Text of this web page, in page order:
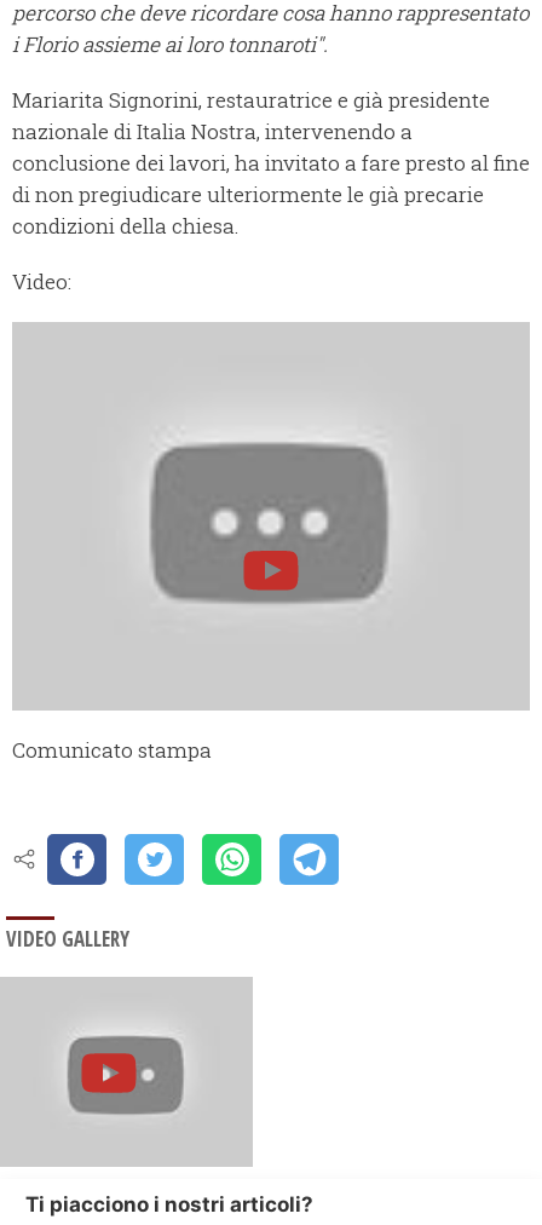
percorso che deve ricordare cosa hanno rappresentato
i Florio assieme ai loro tonnaroti".
Mariarita Signorini, restauratrice e già presidente
nazionale di Italia Nostra, intervenendo a
conclusione dei lavori, ha invitato a fare presto al fine
di non pregiudicare ulteriormente le già precarie
condizioni della chiesa.
Video:
Comunicato stampa
VIDEO GALLERY
Ti piacciono i nostri articoli?